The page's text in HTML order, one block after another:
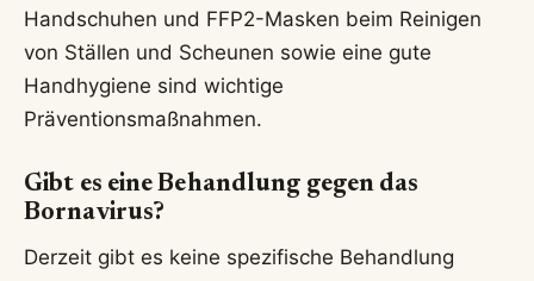
Handschuhen und FFP2-Masken beim Reinigen
von Ställen und Scheunen sowie eine gute
Handhygiene sind wichtige
Präventionsmaßnahmen.
Gibt es eine Behandlung gegen das
Bornavirus?
Derzeit gibt es keine spezifische Behandlung